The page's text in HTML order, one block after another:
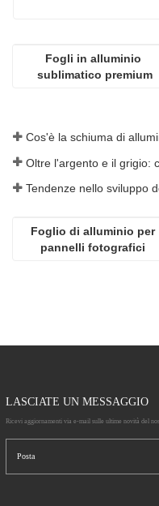
Fogli in alluminio
sublimatico premium
Cos'è la schiuma di
Foglio di alluminio per
pannelli fotografici
LASCIATE UN MESSAGGIO
Ricevi aggiornamenti via e-mail sulle ultime novità del